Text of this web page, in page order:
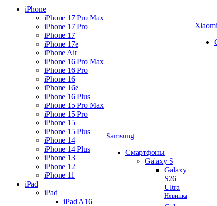
iPhone
iPhone 17 Pro Max
iPhone 17 Pro
iPhone 17
iPhone 17e
iPhone Air
iPhone 16 Pro Max
iPhone 16 Pro
iPhone 16
iPhone 16e
iPhone 16 Plus
iPhone 15 Pro Max
iPhone 15 Pro
iPhone 15
iPhone 15 Plus
iPhone 14
iPhone 14 Plus
iPhone 13
iPhone 12
iPhone 11
iPad
iPad
iPad A16
Samsung
Смартфоны
Galaxy S
Galaxy
S26
Ultra
Новинка
Xiaomi